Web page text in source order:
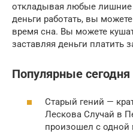
откладывая любые лишние
деньги работать, вы
время сна. Вы можете
заставляя деньги платить
Популярные
Старый гений —
Лескова Случай в
произошел с одной